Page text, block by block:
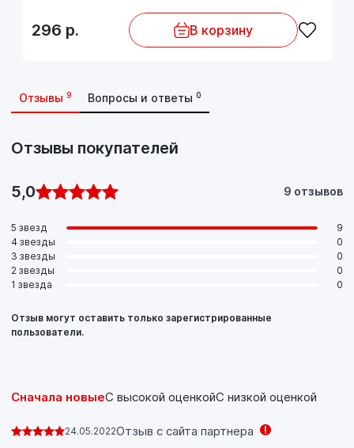
296 р. В корзину
Отзывы 9 Вопросы и ответы 0
Отзывы покупателей
5,0 9 отзывов
5 звезд
9
4 звезды
0
3 звезды
0
2 звезды
0
1 звезда
0
Отзыв могут оставить только зарегистрированные
пользователи.
Сначала новыеС высокой оценкойС низкой оценкой
24.05.2022Отзыв с сайта партнера